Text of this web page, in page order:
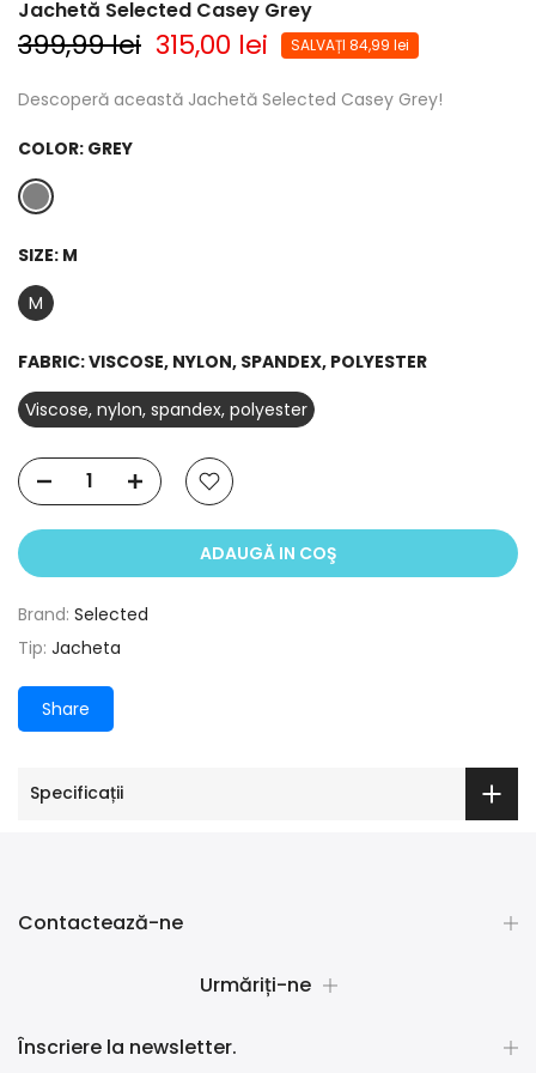
Jachetă Selected Casey Grey
399,99 lei 315,00 lei SALVAȚI 84,99 lei
Descoperă această Jachetă Selected Casey Grey!
COLOR: GREY
SIZE: M
M
FABRIC:VISCOSE, NYLON, SPANDEX, POLYESTER
Viscose, nylon, spandex, polyester
ADAUGĂ IN COŞ
Brand: Selected
Tip: Jacheta
Share
Specificații
Contactează-ne
Urmăriți-ne
Înscriere la newsletter.